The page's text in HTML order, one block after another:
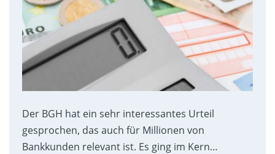
Der BGH hat ein sehr interessantes Urteil
gesprochen, das auch für Millionen von
Bankkunden relevant ist. Es ging im Kern…